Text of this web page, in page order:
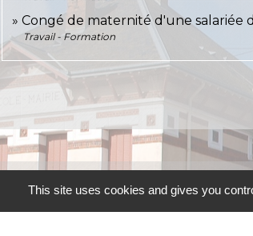
Congé de maternité d'une salariée
Travail - Formation
Contacts
This site uses cookies and gives you